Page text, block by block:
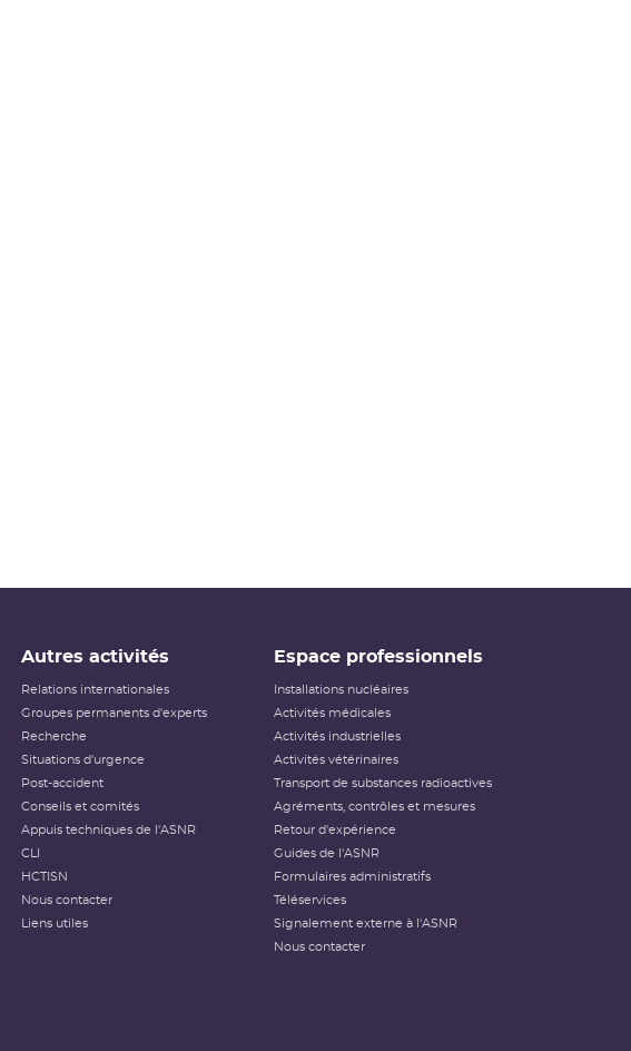
Autres activités
Relations internationales
Groupes permanents d'experts
Recherche
Situations d'urgence
Post-accident
Conseils et comités
Appuis techniques de l'ASNR
CLI
HCTISN
Nous contacter
Liens utiles
Espace professionnels
Installations nucléaires
Activités médicales
Activités industrielles
Activités vétérinaires
Transport de substances radioactives
Agréments, contrôles et mesures
Retour d'expérience
Guides de l'ASNR
Formulaires administratifs
Téléservices
Signalement externe à l'ASNR
Nous contacter